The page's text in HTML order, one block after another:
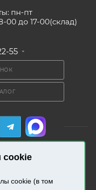
cookie
cookie (в том
пн-пт
00 до 17-00(склад)
55